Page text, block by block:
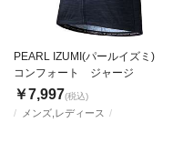
メンズ,レディース
PEARL IZUMI(パールイズミ)
コンフォート ジャージ
￥7,997(税込)